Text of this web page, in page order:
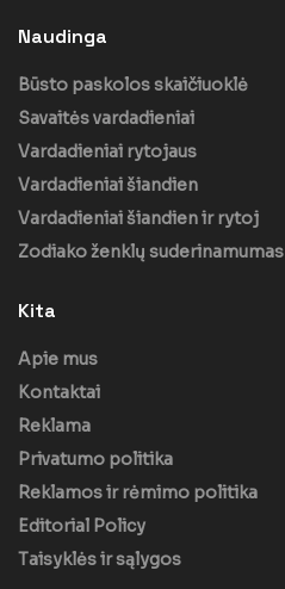
Naudinga
Būsto paskolos skaičiuoklė
Savaitės vardadieniai
Vardadieniai rytojaus
Vardadieniai šiandien
Vardadieniai šiandien ir rytoj
Zodiako ženklų suderinamumas
Kita
Apie mus
Kontaktai
Reklama
Privatumo politika
Reklamos ir rėmimo politika
Editorial Policy
Taisyklės ir sąlygos